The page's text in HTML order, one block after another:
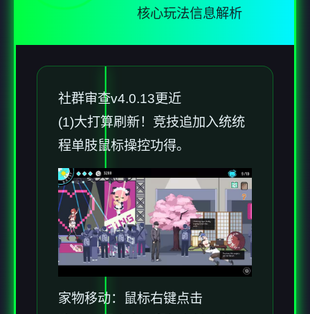
核心玩法信息解析
社群审查v4.0.13更近
(1)大打算刷新！竞技追加入统统
程单肢鼠标操控功得。
家物移动：鼠标右键点击